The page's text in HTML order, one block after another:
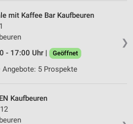
❯
mit Kaffee Bar Kaufbeuren
- 17:00 Uhr |
Geöffnet
Angebote: 5 Prospekte
Kaufbeuren